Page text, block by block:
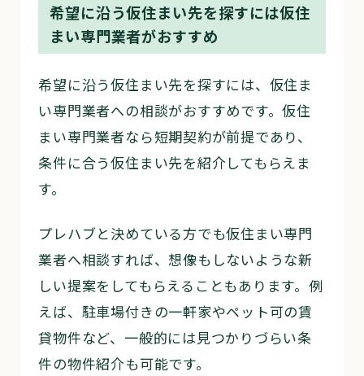
希望に沿う仮住まい先を探すには仮住
まい専門業者がおすすめ
希望に沿う仮住まい先を探すには、仮住ま
い専門業者への相談がおすすめです。仮住
まい専門業者なら短期契約が前提であり、
条件に合う仮住まい先を紹介してもらえま
す。
プレハブと決めている方でも仮住まい専門
業者へ相談すれば、想像もしないような新
しい提案をしてもらえることもあります。例
えば、駐車場付きの一軒家やペット可の賃
貸物件など、一般的には見つかりづらい条
件の物件紹介も可能です。